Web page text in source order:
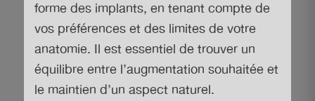
forme des implants, en tenant compte de
vos préférences et des limites de votre
anatomie. Il est essentiel de trouver un
équilibre entre l’augmentation souhaitée et
le maintien d’un aspect naturel.